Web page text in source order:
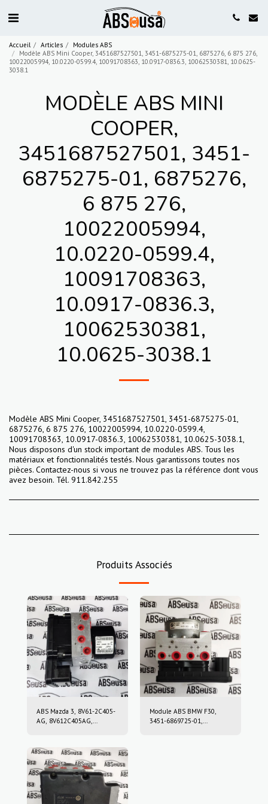
Accueil Articles
Modules ABS
Modèle ABS Mini Cooper, 3451687527501, 3451-6875275-01, 6875276, 6 875 276,
10022005994, 10.0220-0599.4, 10091708363, 10.0917-0836.3, 10062530381, 10.0625-
3038.1
MODÈLE ABS MINI
COOPER,
3451687527501, 3451-
6875275-01, 6875276,
6 875 276,
10022005994,
10.0220-0599.4,
10091708363,
10.0917-0836.3,
10062530381,
10.0625-3038.1
Modèle ABS Mini Cooper, 3451687527501, 3451-6875275-01,
6875276, 6 875 276, 10022005994, 10.0220-0599.4,
10091708363, 10.0917-0836.3, 10062530381, 10.0625-3038.1,
Nous disposons d'un stock important de modules ABS. Tous les
matériaux et fonctionnalités testés. Nous garantissons toutes nos
pièces. Contactez-nous si vous ne trouvez pas la référence dont vous
avez besoin. Tél. 911.842.255
Produits Associés
ABS Mazda 3, 8V61-2C405-
AG, 8V612C405AG,
10096101153
Module ABS BMW F30,
3451-6869725-01,